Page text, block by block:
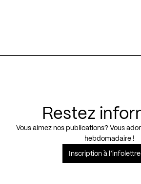
Restez
Vous aimez nos publications? Vous
hebdomadaire !
Inscription à l’infolettre